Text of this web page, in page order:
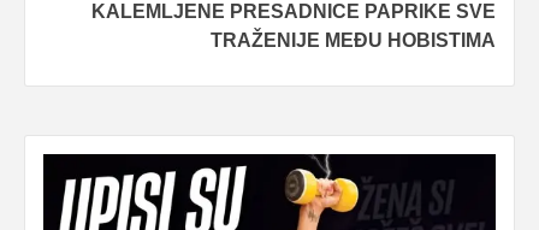
KALEMLJENE PRESADNICE PAPRIKE SVE
TRAŽENIJE MEĐU HOBISTIMA